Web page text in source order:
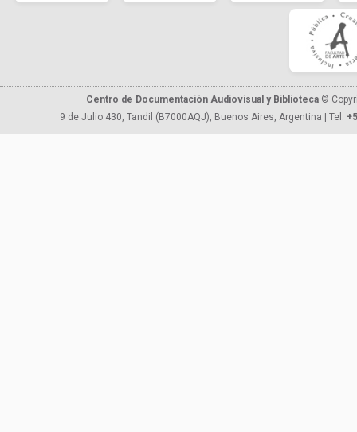
Centro de Documentación Audiovisual y Biblioteca ©
9 de Julio 430, Tandil (B7000AQJ), Buenos Aires, Argentina | Tel.